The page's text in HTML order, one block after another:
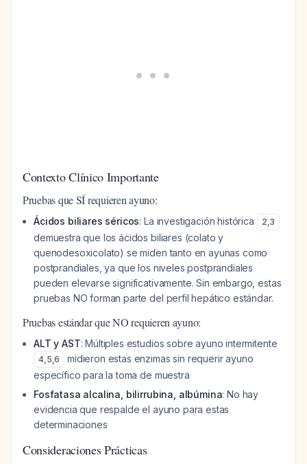
Contexto Clínico Importante
Pruebas que SÍ requieren ayuno:
Ácidos biliares séricos: La investigación histórica 2,3
demuestra que los ácidos biliares (colato y
quenodesoxicolato) se miden tanto en ayunas como
postprandiales, ya que los niveles postprandiales
pueden elevarse significativamente. Sin embargo, estas
pruebas NO forman parte del perfil hepático estándar.
Pruebas estándar que NO requieren ayuno:
ALT y AST: Múltiples estudios sobre ayuno intermitente
4,5,6
midieron estas enzimas sin requerir ayuno
específico para la toma de muestra
Fosfatasa alcalina, bilirrubina, albúmina: No hay
evidencia que respalde el ayuno para estas
determinaciones
Consideraciones Prácticas